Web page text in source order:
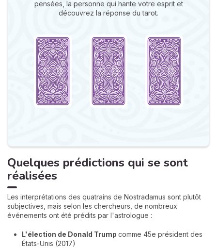
pensées, la personne qui hante votre esprit et
découvrez la réponse du tarot.
Quelques prédictions qui se sont
réalisées
Les interprétations des quatrains de Nostradamus sont plutôt
subjectives, mais selon les chercheurs, de nombreux
événements ont été prédits par l'astrologue :
L'élection de Donald Trump comme 45e président des
États-Unis (2017)